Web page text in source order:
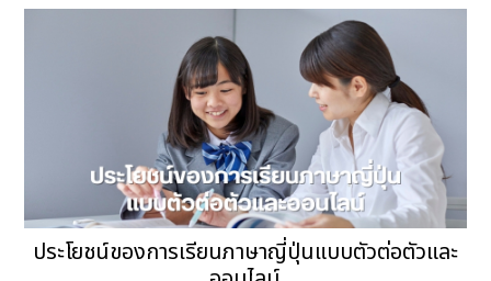
ประโยชน์ของการเรียนภาษาญี่ปุ่นแบบตัวต่อตัวและ